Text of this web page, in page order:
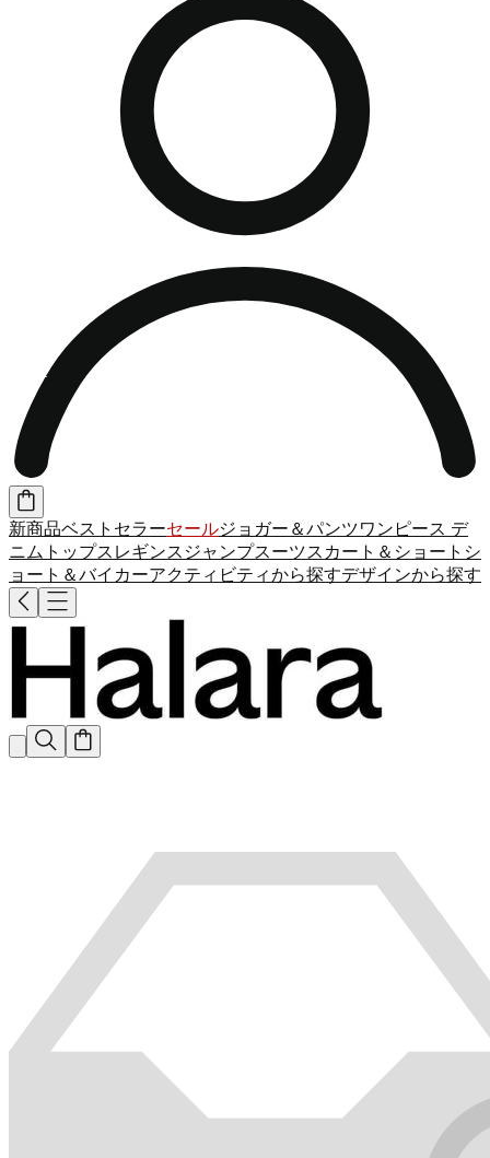
新商品ベストセラーセールジョガー＆パンツワンピース デ
ニム トップス レギンス ジャンプスーツスカート＆ショート シ
ョート＆バイカーアクティビティから探すデザインから探す